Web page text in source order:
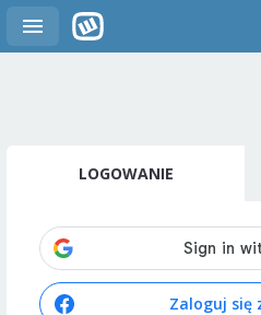
LOGOWANIE
Zaloguj się